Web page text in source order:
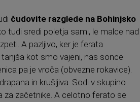
čudovite razglede na Bohinjsko
tudi sredi poletja sami, le malce nad
A pazljivo, ker je ferata
kot smo vajeni, nas sonce
pa je vroča (obvezne rokavice).
in krušljiva. Sodi v skupino
za začetnike. A celotno ferato se